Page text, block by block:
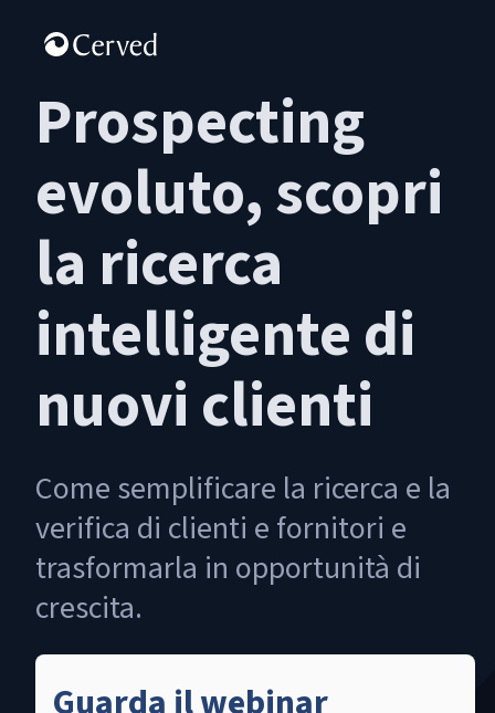
Prospecting
evoluto, scopri
la ricerca
intelligente di
nuovi clienti
Come semplificare la ricerca e la
verifica di clienti e fornitori e
trasformarla in opportunità di
crescita.